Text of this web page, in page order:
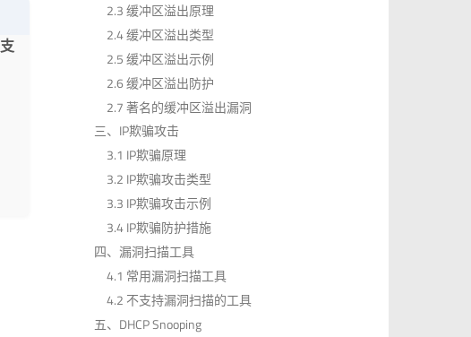
2.3 缓冲区溢出原理
2.4 缓冲区溢出类型
2.5 缓冲区溢出示例
2.6 缓冲区溢出防护
2.7 著名的缓冲区溢出漏洞
三、IP欺骗攻击
3.1 IP欺骗原理
3.2 IP欺骗攻击类型
3.3 IP欺骗攻击示例
3.4 IP欺骗防护措施
四、漏洞扫描工具
4.1 常用漏洞扫描工具
4.2 不支持漏洞扫描的工具
五、DHCP Snooping
支